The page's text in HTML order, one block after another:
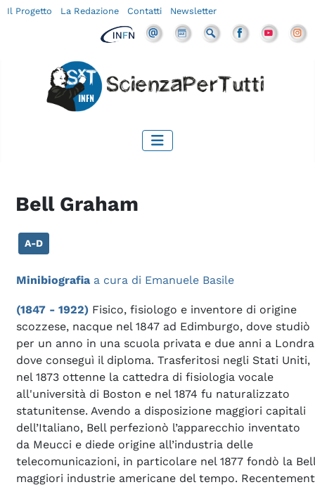
Il Progetto La Redazione Contatti Newsletter
Bell Graham
A-D
Minibiografia a cura di Emanuele Basile
(1847 - 1922) Fisico, fisiologo e inventore di origine
scozzese, nacque nel 1847 ad Edimburgo, dove studiò
per un anno in una scuola privata e due anni a Londra
dove conseguì il diploma. Trasferitosi negli Stati Uniti,
nel 1873 ottenne la cattedra di fisiologia vocale
all'università di Boston e nel 1874 fu naturalizzato
statunitense. Avendo a disposizione maggiori capitali
dell’Italiano, Bell perfezionò l’apparecchio inventato
da Meucci e diede origine all’industria delle
telecomunicazioni, in particolare nel 1877 fondò la
maggiori industrie americane del tempo.